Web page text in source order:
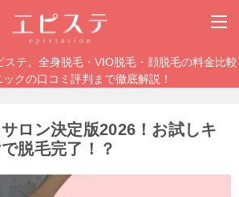
ステ。全身脱毛・VIO脱毛・顔脱毛の料金比較
クの口コミ評判まで徹底解説！
ロン決定版2026！お試しキ
脱毛完了！？